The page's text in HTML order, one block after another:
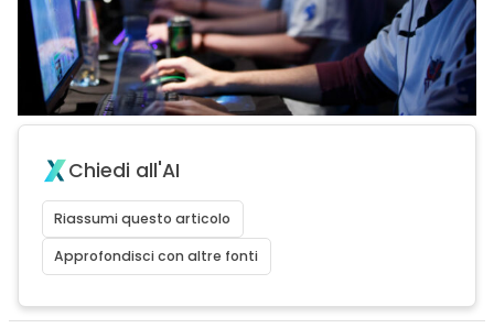
Chiedi all'AI
Riassumi questo articolo
Approfondisci con altre fonti